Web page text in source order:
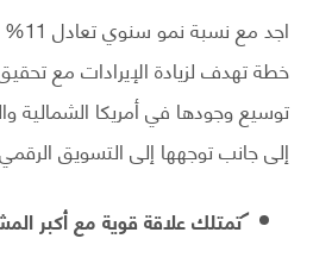
اجد
خطة تهدف لزيادة الإيرادات مع
توسيع وجودها في أمريكا الشمالية
إلى جانب توجهها إلى التسويق
تمتلك علاقة قوية مع أكبر